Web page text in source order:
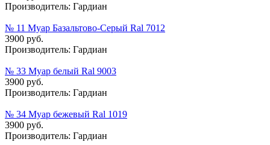
Производитель: Гардиан
№ 11 Муар Базальтово-Серый Ral 7012
3900 руб.
Производитель: Гардиан
№ 33 Муар белый Ral 9003
3900 руб.
Производитель: Гардиан
№ 34 Муар бежевый Ral 1019
3900 руб.
Производитель: Гардиан